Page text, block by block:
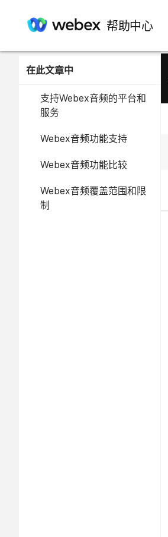
帮助中心
在此文章中
支持Webex音频的平台和
服务
Webex音频功能支持
Webex音频功能比较
Webex音频覆盖范围和限
制